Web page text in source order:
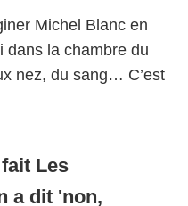
Michel Blanc en
dans la chambre du
nez, du sang… C’est
Les
a dit 'non,